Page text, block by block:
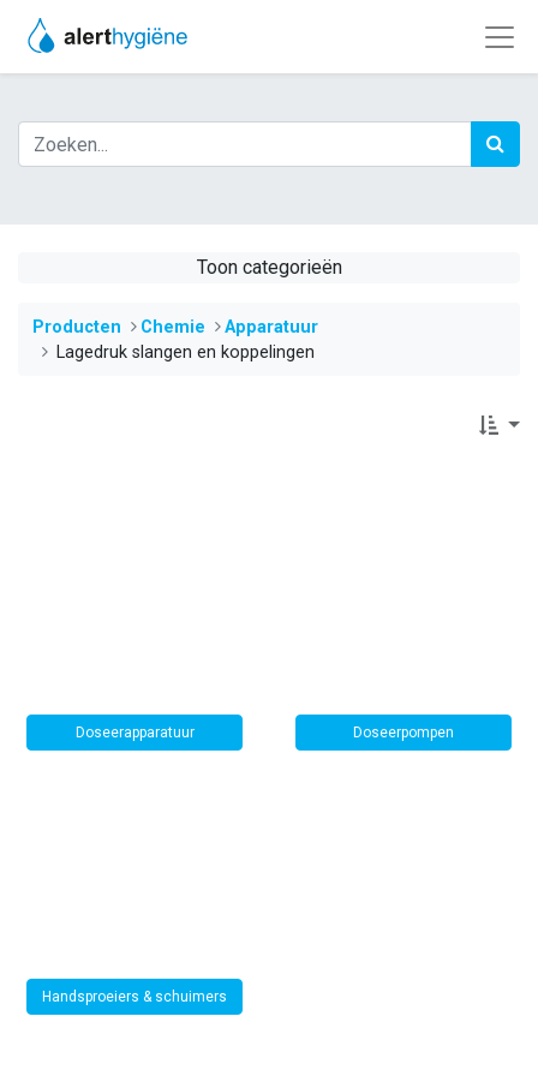
Toon categorieën
Producten ​​​​​​​​​​​​​​​​​​​​​​​​​​​​​​​​​​​​​​​​​​​​​​​​​​Chemie
​​​​​Apparatuur
Lagedruk slangen en koppelingen
Doseerapparatuur Doseerpompen
Handsproeiers & schuimers